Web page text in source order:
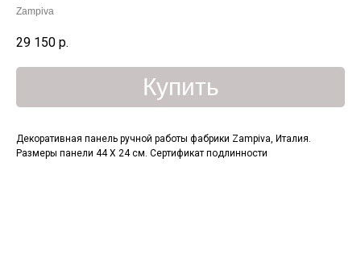
Zampiva
29 150 р.
Купить
Декоративная панель ручной работы фабрики Zampiva, Италия.
Размеры панели 44 Х 24 см. Сертификат подлинности